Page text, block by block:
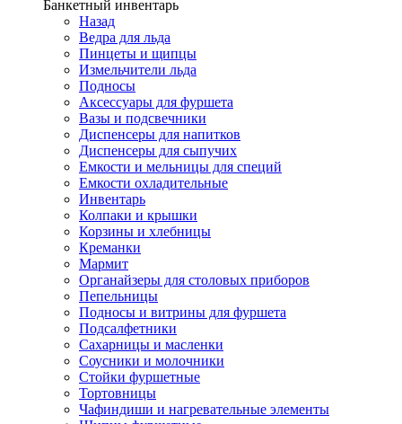
Банкетный инвентарь
Назад
Ведра для льда
Пинцеты и щипцы
Измельчители льда
Подносы
Аксессуары для фуршета
Вазы и подсвечники
Диспенсеры для напитков
Диспенсеры для сыпучих
Емкости и мельницы для специй
Емкости охладительные
Инвентарь
Колпаки и крышки
Корзины и хлебницы
Креманки
Мармит
Органайзеры для столовых приборов
Пепельницы
Подносы и витрины для фуршета
Подсалфетники
Сахарницы и масленки
Соусники и молочники
Стойки фуршетные
Тортовницы
Чафиндиши и нагревательные элементы